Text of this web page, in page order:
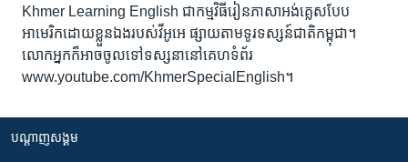
ព័ត៌មាន​​
រំលង​
ហេឡូវីអូអេ
កម្ពុជាច្នៃប្រតិដ្ឋ
ព្រឹត្តិការណ៍ព័ត៌មាន
វិទ្យុ / ផតខាសថ៍
Khmer Learning English ជា​កម្មវិធីរៀន​ភាសា​អង់គ្លេស​បែប​
អាមេរិក​ដោយ​ខ្លួន​ឯងរបស់​វីអូអេ​ ផ្សាយ​តាម​ទូរទស្សន៍​ជាតិ​កម្ពុជា។
លោក​អ្នក​ក៏​អាច​ចូល​ទៅ​ទស្សនា​នៅ​គេហទំព័រ
www.youtube.com/KhmerSpecialEnglish។
បណ្តាញ​សង្គម